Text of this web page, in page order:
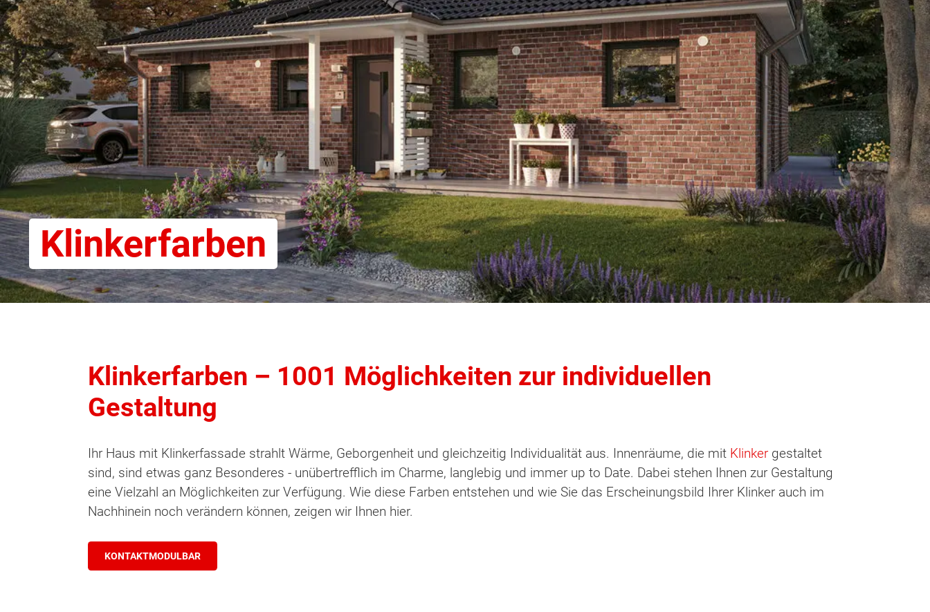
Klinkerfarben
Klinkerfarben – 1001 Möglichkeiten zur individuellen
Gestaltung
Ihr Haus mit Klinkerfassade strahlt Wärme, Geborgenheit und gleichzeitig Individualität aus. Innenräume, die mit Klinker gestaltet
sind, sind etwas ganz Besonderes - unübertrefflich im Charme, langlebig und immer up to Date. Dabei stehen Ihnen zur Gestaltung
eine Vielzahl an Möglichkeiten zur Verfügung. Wie diese Farben entstehen und wie Sie das Erscheinungsbild Ihrer Klinker auch im
Nachhinein noch verändern können, zeigen wir Ihnen hier.
KONTAKTMODULBAR